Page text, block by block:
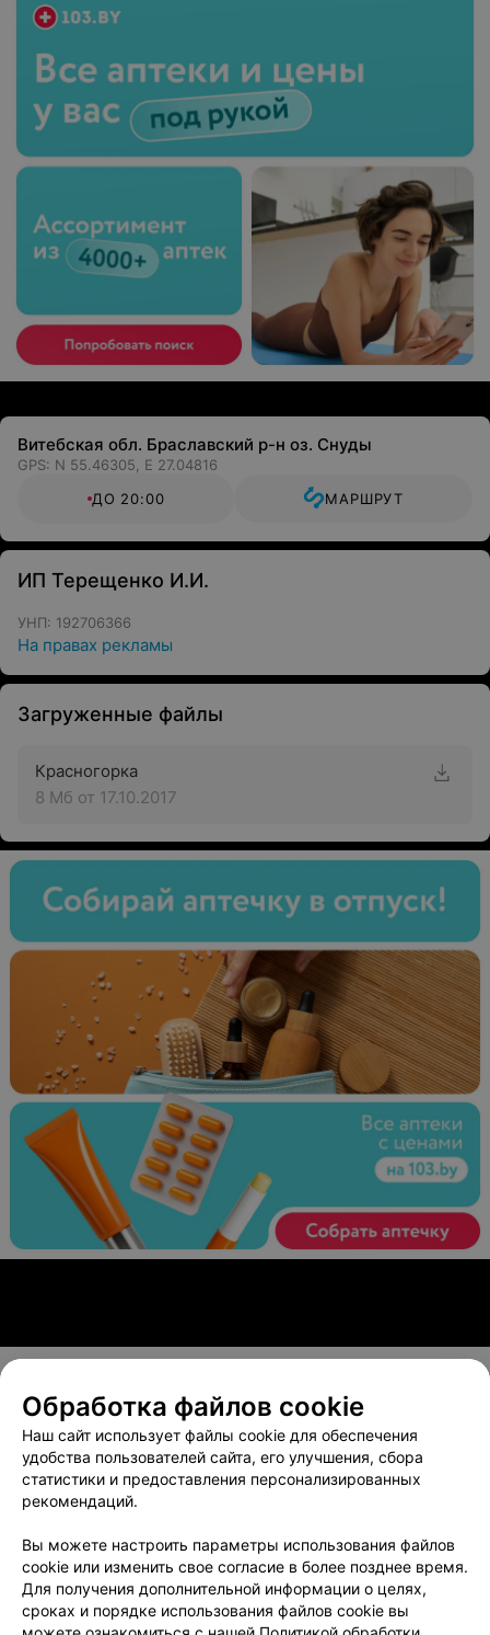
Витебская обл. Браславский р-н оз. Снуды
GPS: N 55.46305, E 27.04816
ДО 20:00
МАРШРУТ
ИП Терещенко И.И.
УНП: 192706366
На правах рекламы
Загруженные файлы
Красногорка
8 Мб от 17.10.2017
О проекте Новости проекта
Вакансии
Публичный договор
Способы оплаты
Публичный договор по использованию сервиса
Написать в поддержку
Связаться по вопросам сотрудничества
Написать руководителю relax.by
Обработка файлов cookie
Наш сайт использует файлы cookie для обеспечения
удобства пользователей сайта, его улучшения, сбора
статистики и предоставления персонализированных
рекомендаций.
Вы можете настроить параметры использования файлов
cookie или изменить свое согласие в более позднее время.
Для получения дополнительной информации о целях,
сроках и порядке использования файлов cookie вы